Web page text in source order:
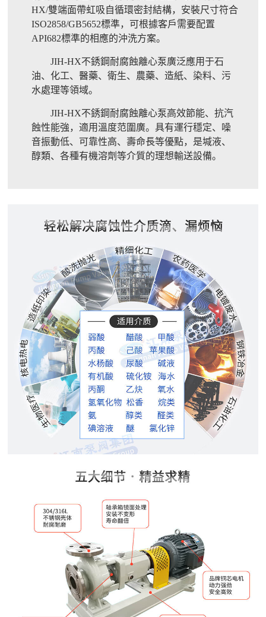
HX/雙端面帶虹吸自循環密封結構，安裝尺寸符合
ISO2858/GB5652標準，可根據客戶需要配置
API682標準的相應的沖洗方案。
JIH-HX不銹鋼耐腐蝕離心泵廣泛應用于石
油、化工、醫藥、衛生、農藥、造紙、染料、污
水處理等領域。
JIH-HX不銹鋼耐腐蝕離心泵高效節能、抗汽
蝕性能強，適用溫度范圍廣。具有運行穩定、噪
音振動低、可靠性高、壽命長等優點，是堿液、
醇類、各種有機溶劑等介質的理想輸送設備。